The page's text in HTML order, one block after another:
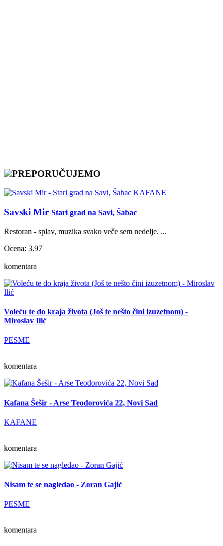
PREPORUČUJEMO
KAFANE
Savski Mir Stari grad na Savi, Šabac
Restoran - splav, muzika svako veče sem nedelje. ...
Ocena: 3.97
komentara
Voleću te do kraja života (Još te nešto čini izuzetnom) -
Miroslav Ilić
PESME
komentara
Kafana Šešir - Arse Teodorovića 22, Novi Sad
KAFANE
komentara
Nisam te se nagledao - Zoran Gajić
PESME
komentara